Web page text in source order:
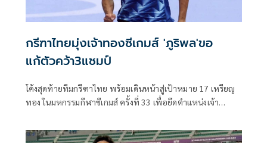
กรีฑาไทยมุ่งเจ้าทองซีเกมส์ 'ภูริพล'ขอ
แก้ตัวคว้า3แชมป์
โค้งสุดท้ายทีมกรีฑาไทย พร้อมเดินหน้าสู่เป้าหมาย 17 เหรียญ
ทอง ในมหกรรมกีฬาซีเกมส์ ครั้งที่ 33 เพื่อยึดตำแหน่งเจ้า
ลมกรดความหวัง มุ่งมั่น ขอแก้ตัวกวาด 3 แชมป์